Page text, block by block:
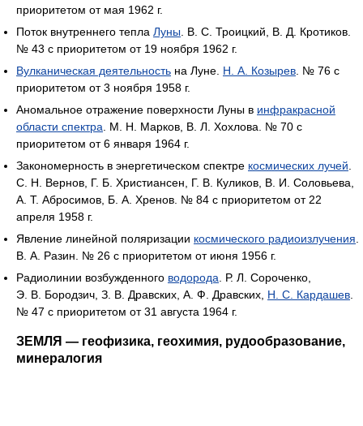
приоритетом от мая 1962 г.
Поток внутреннего тепла Луны . В. С. Троицкий, В. Д. Кротиков.
№ 43 с приоритетом от 19 ноября 1962 г.
Вулканическая деятельность на Луне. Н. А. Козырев . № 76 с
приоритетом от 3 ноября 1958 г.
Аномальное отражение поверхности Луны в инфракрасной
области спектра . М. Н. Марков, В. Л. Хохлова. № 70 с
приоритетом от 6 января 1964 г.
Закономерность в энергетическом спектре космических лучей
С. Н. Вернов, Г. Б. Христиансен, Г. В. Куликов, В. И. Соловьева,
А. Т. Абросимов, Б. А. Хренов. № 84 с приоритетом от 22
апреля 1958 г.
Явление линейной поляризации космического радиоизлучения
В. А. Разин. № 26 с приоритетом от июня 1956 г.
Радиолинии возбужденного водорода . Р. Л. Сороченко,
Э. В. Бородзич, З. В. Дравских, А. Ф. Дравских, Н. С. Кардашев
№ 47 с приоритетом от 31 августа 1964 г.
ЗЕМЛЯ — геофизика, геохимия, рудообразование,
минералогия